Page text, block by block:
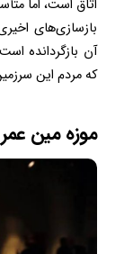
اتاق است، اما
بازسازی‌های
آن بازگردانده
که مردم این
موزه مین عمر